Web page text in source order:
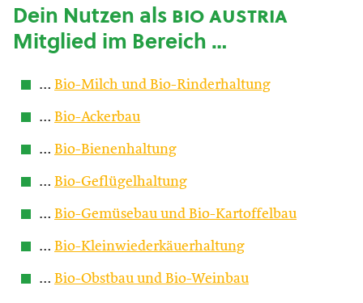
Dein Nutzen alsbio austria
Mitglied im Bereich …
… Bio-Milch und Bio-Rinderhaltung
… Bio-Ackerbau
… Bio-Bienenhaltung
… Bio-Geflügelhaltung
… Bio-Gemüsebau und Bio-Kartoffelbau
… Bio-Kleinwiederkäuerhaltung
… Bio-Obstbau und Bio-Weinbau